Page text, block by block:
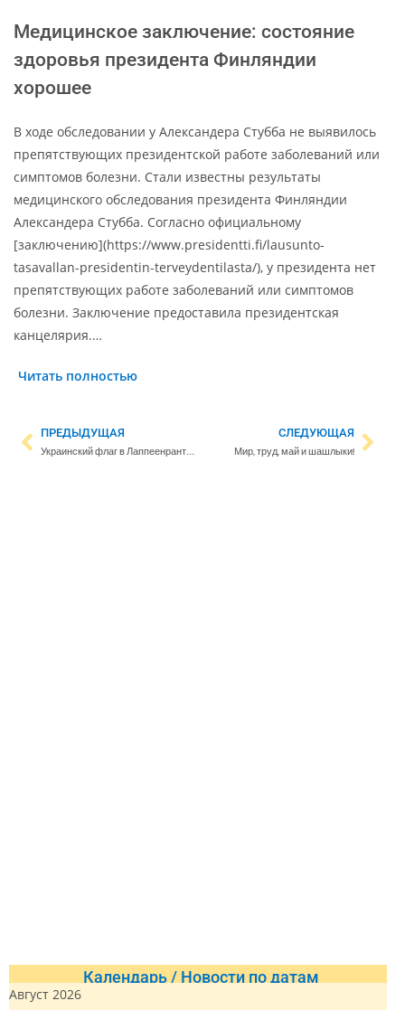
Медицинское заключение: состояние
здоровья президента Финляндии
хорошее
В ходе обследовании у Александера Стубба не выявилось
препятствующих президентской работе заболеваний или
симптомов болезни. Стали известны результаты
медицинского обследования президента Финляндии
Александера Стубба. Согласно официальному
[заключению](https://www.presidentti.fi/lausunto-
tasavallan-presidentin-terveydentilasta/), у президента нет
препятствующих работе заболеваний или симптомов
болезни. Заключение предоставила президентская
канцелярия.…
Читать полностью
ПРЕДЫДУЩАЯ
Украинский флаг в Лаппеенранта неоднократно подвергался вандализму – власти подали заявление в полицию
СЛЕДУЮЩАЯ
Мир, труд, май и шашлыки!
Календарь / Новости по датам
Август 2026